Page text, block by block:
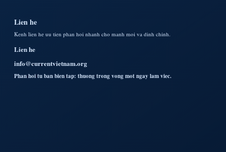
Lien he
Kenh lien he uu tien phan hoi nhanh cho manh moi va dinh chinh.
Lien he
info@currentvietnam.org
Phan hoi tu ban bien tap: thuong trong vong mot ngay lam viec.